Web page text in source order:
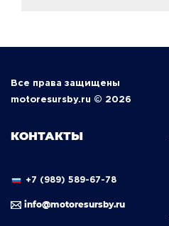
Все права защищены
motoresursby.ru © 2026
КОНТАКТЫ
+7 (989) 589-67-78
info@motoresursby.ru